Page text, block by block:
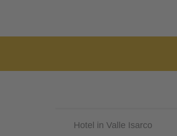
Hotel in Valle Isarco